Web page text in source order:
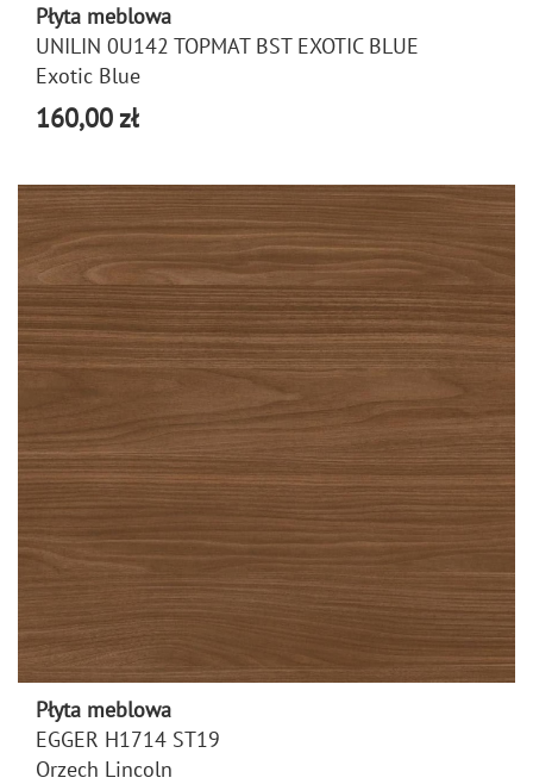
Płyta meblowa
UNILIN 0U142 TOPMAT BST EXOTIC BLUE
Exotic Blue
160,00 zł
Płyta meblowa
EGGER H1714 ST19
Orzech Lincoln